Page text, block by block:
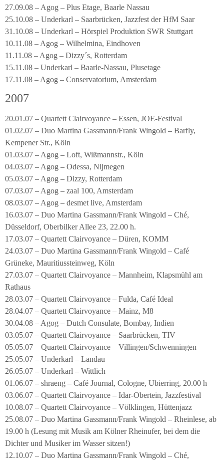
27.09.08 – Agog – Plus Etage, Baarle Nassau
25.10.08 – Underkarl – Saarbrücken, Jazzfest der HfM Saar
31.10.08 – Underkarl – Hörspiel Produktion SWR Stuttgart
10.11.08 – Agog – Wilhelmina, Eindhoven
11.11.08 – Agog – Dizzy´s, Rotterdam
15.11.08 – Underkarl – Baarle-Nassau, Plusetage
17.11.08 – Agog – Conservatorium, Amsterdam
2007
20.01.07 – Quartett Clairvoyance – Essen, JOE-Festival
01.02.07 – Duo Martina Gassmann/Frank Wingold – Barfly,
Kempener Str., Köln
01.03.07 – Agog – Loft, Wißmannstr., Köln
04.03.07 – Agog – Odessa, Nijmegen
05.03.07 – Agog – Dizzy, Rotterdam
07.03.07 – Agog – zaal 100, Amsterdam
08.03.07 – Agog – desmet live, Amsterdam
16.03.07 – Duo Martina Gassmann/Frank Wingold – Ché,
Düsseldorf, Oberbilker Allee 23, 22.00 h.
17.03.07 – Quartett Clairvoyance – Düren, KOMM
24.03.07 – Duo Martina Gassmann/Frank Wingold – Café
Grüneke, Mauritiussteinweg, Köln
27.03.07 – Quartett Clairvoyance – Mannheim, Klapsmühl am
Rathaus
28.03.07 – Quartett Clairvoyance – Fulda, Café Ideal
28.04.07 – Quartett Clairvoyance – Mainz, M8
30.04.08 – Agog – Dutch Consulate, Bombay, Indien
03.05.07 – Quartett Clairvoyance – Saarbrücken, TIV
05.05.07 – Quartett Clairvoyance – Villingen/Schwenningen
25.05.07 – Underkarl – Landau
26.05.07 – Underkarl – Wittlich
01.06.07 – shraeng – Café Journal, Cologne, Ubierring, 20.00 h
03.06.07 – Quartett Clairvoyance – Idar-Obertein, Jazzfestival
10.08.07 – Quartett Clairvoyance – Völklingen, Hüttenjazz
25.08.07 – Duo Martina Gassmann/Frank Wingold – Rheinlese, ab
19.00 h (Lesung mit Musik am Kölner Rheinufer, bei dem die
Dichter und Musiker im Wasser sitzen!)
12.10.07 – Duo Martina Gassmann/Frank Wingold – Ché,